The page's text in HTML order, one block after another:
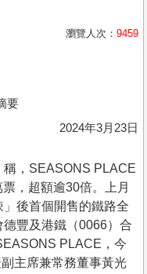
瀏覽人次： 9459
要
2024年3月23日
稱，SEASONS PLACE
，超額逾30倍。上月
」後首個開售的鐵路全
德豐及港鐵（0066）合
PLACE，今
主席兼常務董事黃光